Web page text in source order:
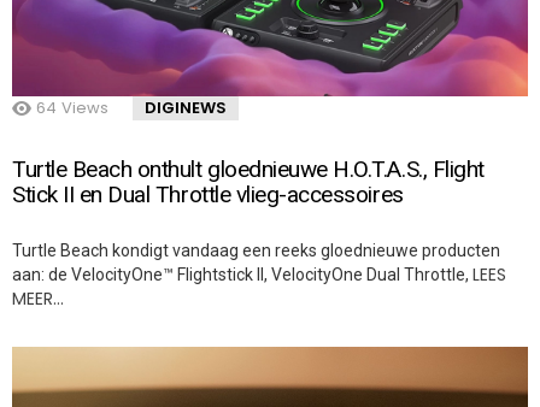
64 Views DIGINEWS
Turtle Beach onthult gloednieuwe H.O.T.A.S., Flight
Stick II en Dual Throttle vlieg-accessoires
Turtle Beach kondigt vandaag een reeks gloednieuwe producten
aan: de VelocityOne™ Flightstick II, VelocityOne Dual Throttle, LEES
MEER…